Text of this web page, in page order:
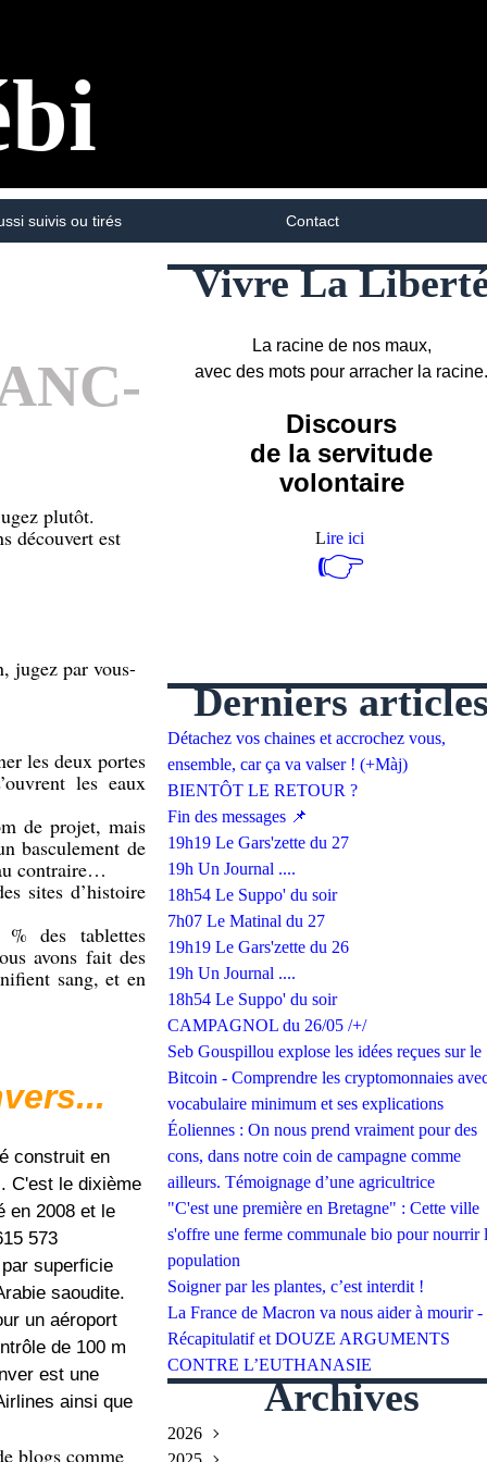
suivis ou tirés Contact
plutôt.
découvert est
jugez par vous-
les deux portes
les eaux
de projet, mais
basculement de
contraire…
sites d’histoire
des tablettes
avons fait des
sang, et en
construit en
C'est le dixième
en 2008 et le
573
superficie
saoudite.
un aéroport
de 100 m
est une
ainsi que
blogs comme
Vivre La
La racine de nos maux,
avec des mots pour arracher la racine.
Discours
de la servitude
volontaire
Lire ici
👉
Derniers
Détachez vos chaines et accrochez vous,
ensemble, car ça va valser ! (+Màj)
BIENTÔT LE RETOUR ?
Fin des messages 📌
19h19 Le Gars'zette du 27
19h Un Journal ....
18h54 Le Suppo' du soir
7h07 Le Matinal du 27
19h19 Le Gars'zette du 26
19h Un Journal ....
18h54 Le Suppo' du soir
CAMPAGNOL du 26/05 /+/
Seb Gouspillou explose les idées reçues sur le
Bitcoin - Comprendre les cryptomonnaies
vocabulaire minimum et ses explications
Éoliennes : On nous prend vraiment pour des
cons, dans notre coin de campagne comme
ailleurs. Témoignage d’une agricultrice
"C'est une première en Bretagne" : Cette ville
s'offre une ferme communale bio pour nourrir
population
Soigner par les plantes, c’est interdit !
La France de Macron va nous aider à mourir -
Récapitulatif et DOUZE ARGUMENTS
CONTRE L’EUTHANASIE
Archives
2026